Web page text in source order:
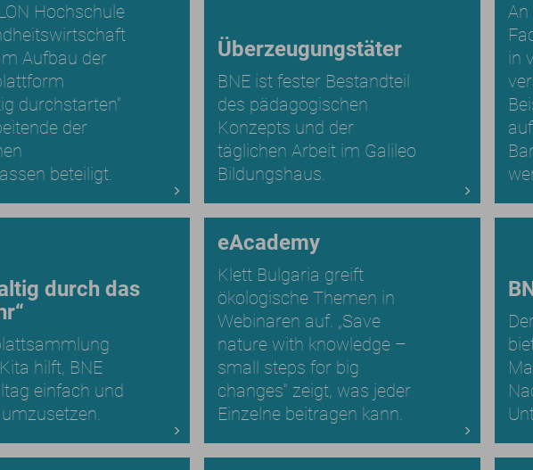
Hochschule
Aufbau der
durchstarten“
der
beteiligt.
Überzeugungstäter
BNE ist fester Bestandteil
des pädagogischen
Konzepts und der
täglichen Arbeit im Galileo
Bildungshaus.
An
in
durch das
hilft, BNE
einfach und
eAcademy
Klett Bulgaria greift
ökologische Themen in
Webinaren auf. „Save
nature with knowledge –
small steps for big
changes“ zeigt, was jeder
Einzelne beitragen kann.